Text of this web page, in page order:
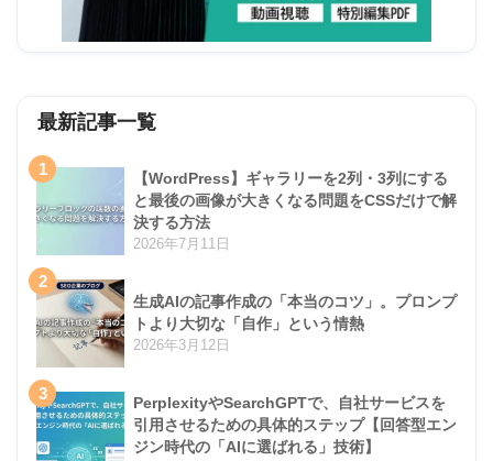
最新記事一覧
1
【WordPress】ギャラリーを2列・3列にする
と最後の画像が大きくなる問題をCSSだけで解
決する方法
2026年7月11日
2
生成AIの記事作成の「本当のコツ」。プロンプ
トより大切な「自作」という情熱
2026年3月12日
3
PerplexityやSearchGPTで、自社サービスを
引用させるための具体的ステップ【回答型エン
ジン時代の「AIに選ばれる」技術】